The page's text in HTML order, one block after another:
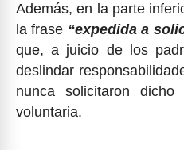
Además, en la parte
la frase “expedida a
que, a juicio de los
deslindar
nunca solicitaron
voluntaria.